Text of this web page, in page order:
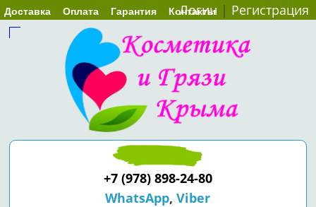
Доставка Оплата Гарантия Контакты
Логин | Регистрация
+7 (978) 898-24-80
WhatsApp,Viber